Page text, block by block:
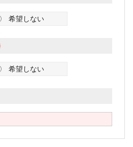
希望しない
希望しない